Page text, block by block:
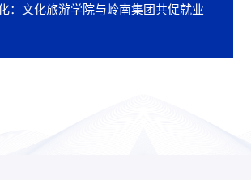
：文化旅游学院与岭南集团共促就业